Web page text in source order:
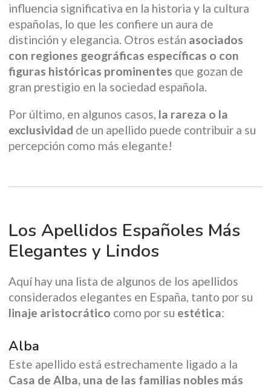
influencia significativa en la historia y la cultura
españolas, lo que les confiere un aura de
distinción y elegancia. Otros están asociados
con regiones geográficas específicas o con
figuras históricas prominentes que gozan de
gran prestigio en la sociedad española.
Por último, en algunos casos, la rareza o la
exclusividad de un apellido puede contribuir a su
percepción como más elegante!
Los Apellidos Españoles Más
Elegantes y Lindos
Aquí hay una lista de algunos de los apellidos
considerados elegantes en España, tanto por su
linaje aristocrático como por su estética:
Alba
Este apellido está estrechamente ligado a la
Casa de Alba, una de las familias nobles más